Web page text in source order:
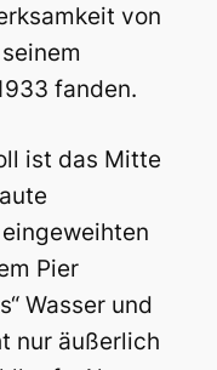
von
fanden.
ist das Mitte
Pier
Wasser und
nur äußerlich